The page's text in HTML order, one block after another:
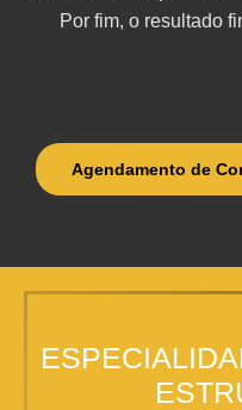
Por fim, o resultado
Agendamento de